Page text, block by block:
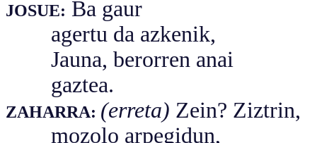
JOSUE: Ba gaur
agertu da azkenik,
Jauna, berorren anai
gaztea.
ZAHARRA: (erreta) Zein? Ziztrin,
mozolo arpegidun,